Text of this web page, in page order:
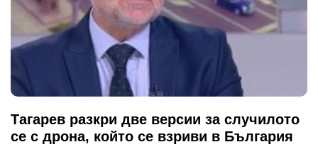
Тагарев разкри две версии за случилото
се с дрона, който се взриви в България